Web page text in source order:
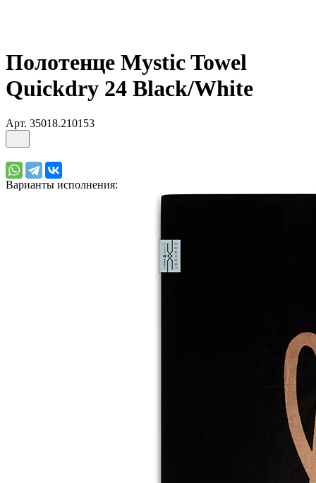
Полотенце Mystic Towel
Quickdry 24 Black/White
Арт. 35018.210153
Варианты исполнения: